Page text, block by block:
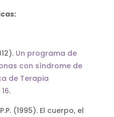
Un programa de
con síndrome de
de Terapia
.
(1995). El cuerpo, el